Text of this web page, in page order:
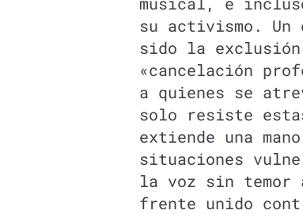
su activismo. Un
sido la
«cancelación
a quienes se
solo resiste
extiende una
situaciones
la voz sin temor
frente unido